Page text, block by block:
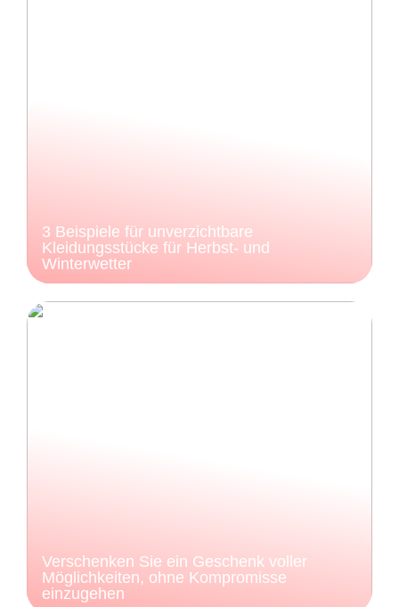
3 Beispiele für unverzichtbare
Kleidungsstücke für Herbst- und
Winterwetter
Verschenken Sie ein Geschenk voller
Möglichkeiten, ohne Kompromisse
einzugehen